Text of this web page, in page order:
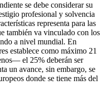
se debe considerar su
profesional y solvencia
representa para las
también va vinculado con los
a nivel mundial. En
establece como máximo 21
el 25% deberán ser
un avance, sin embargo, se
donde se tiene más del